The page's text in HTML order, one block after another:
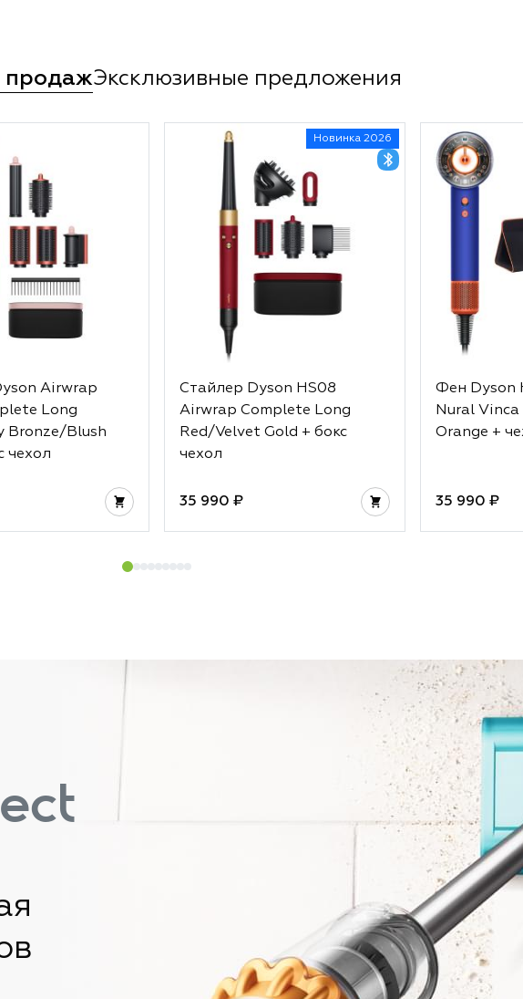
продажЭксклюзивные предложения
Airwrap
Long
Bronze/Blush
чехол
Новинка 2026
Стайлер Dyson HS08
Airwrap Complete Long
Red/Velvet Gold + бокс
чехол
35 990 ₽
Фен Dyson
Nural Vinca
Orange +
35 990 ₽